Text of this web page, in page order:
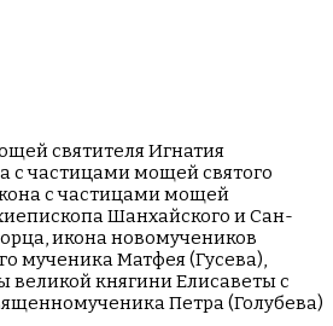
святителя Игнатия
с частицами мощей святого
с частицами мощей
Шанхайского и Сан-
икона новомучеников
мученика Матфея (Гусева),
княгини Елисаветы с
Петра (Голубева)